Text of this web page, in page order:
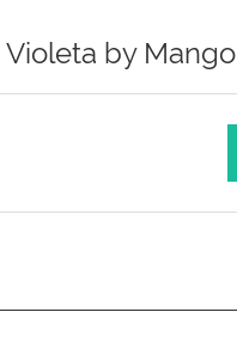
Violeta by Mango